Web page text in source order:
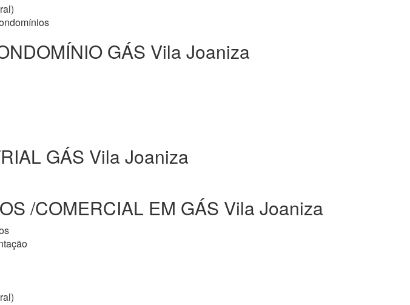
GÁS Vila Joaniza
GÁS Vila Joaniza
/COMERCIAL EM GÁS Vila Joaniza